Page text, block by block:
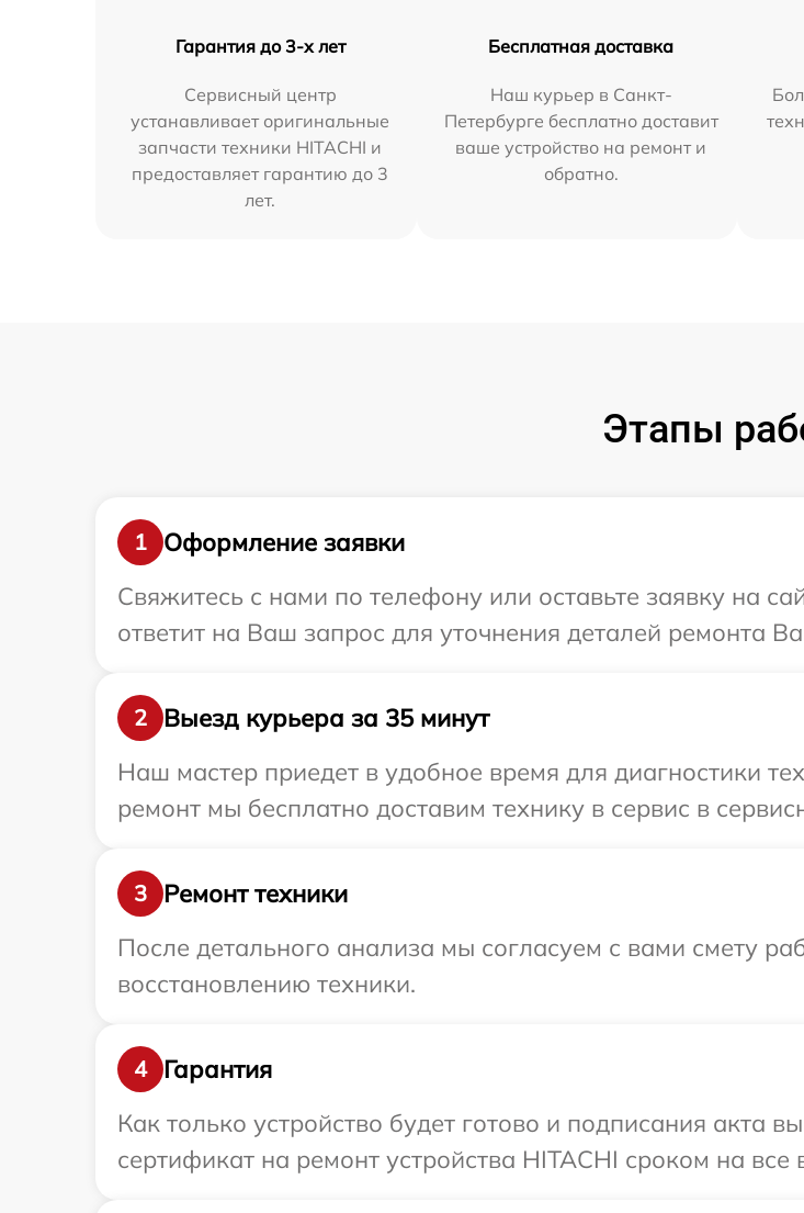
Гарантия до 3-х лет
Сервисный центр
устанавливает оригинальные
запчасти техники HITACHI и
предоставляет гарантию до 3
лет.
Бесплатная доставка
Наш курьер в Санкт-
Петербурге бесплатно доставит
ваше устройство на ремонт и
обратно.
Этапы
1
Оформление заявки
Свяжитесь с нами по телефону или оставьте заявку на
ответит на Ваш запрос для уточнения деталей ремонта
2
Выезд курьера за 35 минут
Наш мастер приедет в удобное время для диагностики
ремонт мы бесплатно доставим технику в сервис в
3
Ремонт техники
После детального анализа мы согласуем с вами смету
восстановлению техники.
4
Гарантия
Как только устройство будет готово и подписания
сертификат на ремонт устройства HITACHI сроком на все